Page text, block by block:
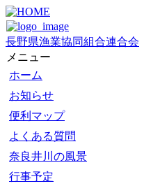
長野県漁業協同組合連合会
メニュー
ホーム
お知らせ
便利マップ
よくある質問
奈良井川の風景
行事予定